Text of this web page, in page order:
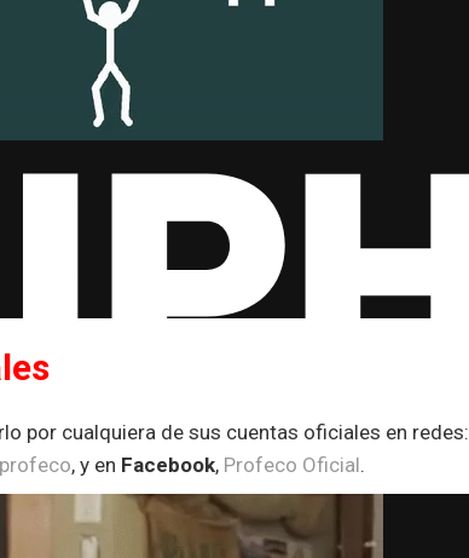
por cualquiera de sus cuentas oficiales en redes:
, y en Facebook, Profeco Oficial.